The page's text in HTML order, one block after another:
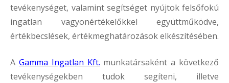
tevékenységet, valamint segítséget nyújtok felsőfokú
ingatlan vagyonértékelőkkel együttműködve,
értékbecslések, értékmeghatározások elkészítésében.
A Gamma Ingatlan Kft. munkatársaként a következő
tevékenységekben tudok segíteni, illetve